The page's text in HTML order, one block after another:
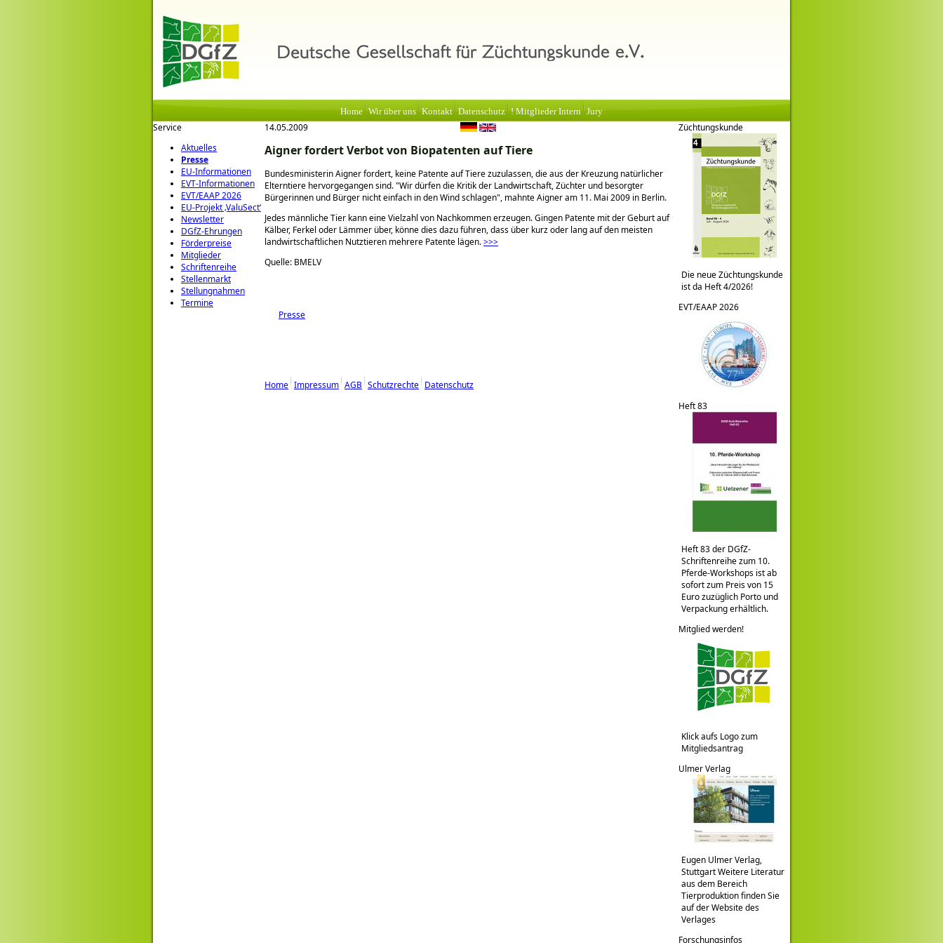
Home Wir über uns Kontakt Datenschutz ! Mitglieder Intern Jury
Service
Aktuelles
Presse
EU-Informationen
EVT-Informationen
EVT/EAAP 2026
EU-Projekt ‚ValuSect‘
Newsletter
DGfZ-Ehrungen
Förderpreise
Mitglieder
Schriftenreihe
Stellenmarkt
Stellungnahmen
Termine
14.05.2009
Aigner fordert Verbot von Biopatenten auf Tiere
Bundesministerin Aigner fordert, keine Patente auf Tiere zuzulassen, die aus der Kreuzung natürlicher
Elterntiere hervorgegangen sind. Wir dürfen die Kritik der Landwirtschaft, Züchter und besorgter
Bürgerinnen und Bürger nicht einfach in den Wind schlagen , mahnte Aigner am 11. Mai 2009 in Berlin.
Jedes männliche Tier kann eine Vielzahl von Nachkommen erzeugen. Gingen Patente mit der Geburt auf
Kälber, Ferkel oder Lämmer über, könne dies dazu führen, dass über kurz oder lang auf den meisten
landwirtschaftlichen Nutztieren mehrere Patente lägen.>>>
Quelle: BMELV
Presse
Home Impressum AGB Schutzrechte Datenschutz
Züchtungskunde
Die neue Züchtungskunde
ist da Heft 4/2026!
EVT/EAAP 2026
Heft 83
Heft 83 der DGfZ-
Schriftenreihe zum 10.
Pferde-Workshops ist ab
sofort zum Preis von 15
Euro zuzüglich Porto und
Verpackung erhältlich.
Mitglied werden!
Klick aufs Logo zum
Mitgliedsantrag
Ulmer Verlag
Eugen Ulmer Verlag,
Stuttgart Weitere Literatur
aus dem Bereich
Tierproduktion finden Sie
auf der Website des
Verlages
Forschungsinfos